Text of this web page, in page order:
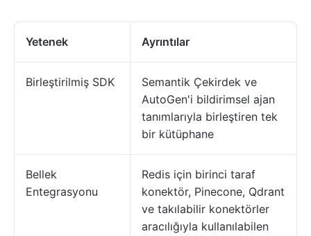
Yetenek Ayrıntılar
Birleştirilmiş SDK
Semantik Çekirdek ve
AutoGen'i bildirimsel ajan
tanımlarıyla birleştiren tek
bir kütüphane
Bellek
Entegrasyonu
Redis için birinci taraf
konektör, Pinecone, Qdrant
ve takılabilir konektörler
aracılığıyla kullanılabilen